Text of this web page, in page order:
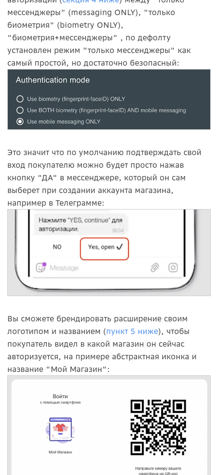
мессенджеры" (messaging ONLY), "только
биометрия" (biometry ONLY),
"биометрия+мессенджеры" , по дефолту
установлен режим "только мессенджеры" как
самый простой, но достаточно безопасный:
Это значит что по умолчанию подтверждать свой
вход покупателю можно будет просто нажав
кнопку "ДА" в мессенджере, который он сам
выберет при создании аккаунта магазина,
например в Телеграмме:
Вы сможете брендировать расширение своим
логотипом и названием (пункт 5 ниже), чтобы
покупатель видел в какой магазин он сейчас
авторизуется, на примере абстрактная иконка и
название "Мой Магазин":